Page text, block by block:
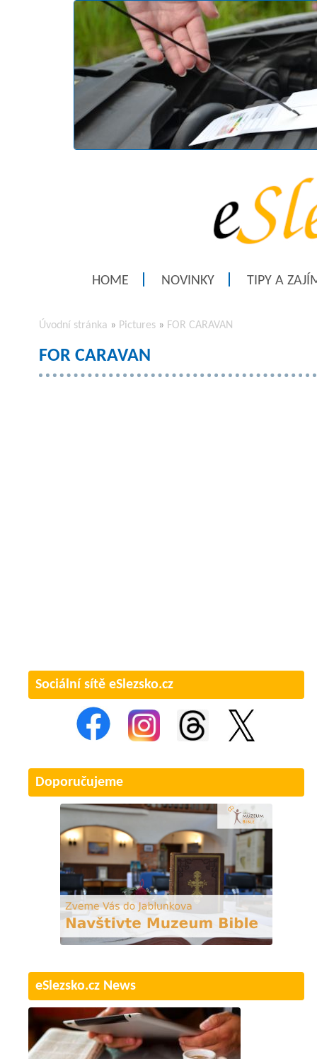
HOME NOVINKY TIPY A
Úvodní stránka » Pictures » FOR CARAVAN
FOR CARAVAN
Sociální sítě eSlezsko.cz
Doporučujeme
eSlezsko.cz News